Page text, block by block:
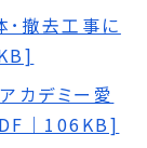
･撤去工事に
カデミー愛
｜106KB]